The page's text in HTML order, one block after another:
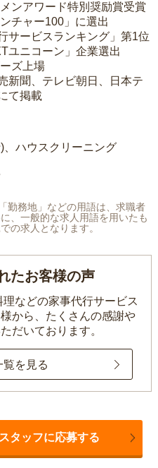
ンアワード特別奨励賞受賞
チャー100」に選出
ービスランキング」第1位
ニコーン」企業選出
ズ上場
新聞、テレビ朝日、日本テ
て掲載
ハウスクリーニング
務地」などの用語は、求職者
、一般的な求人用語を用いたも
の求人となります。
たお客様の声
などの家事代行サービス
から、 たくさんの感謝や
だいております。
覧を見る
タッフに応募する